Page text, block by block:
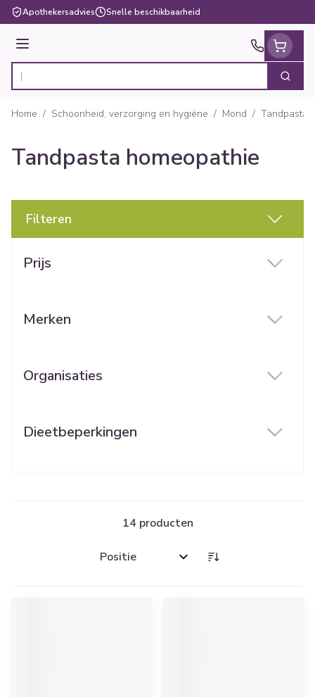
Ga naar de inhoud
Apothekersadvies Snelle beschikbaarheid
Menu
Product, merk, categorie... Zoek
Home / Schoonheid, verzorging en hygiëne / Mond / Tandpasta
Tandpasta homeopathie
Filteren
Prijs
Merken
Organisaties
Dieetbeperkingen
14producten
Sorteer op: